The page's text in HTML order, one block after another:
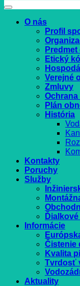
O nás
Profil
Etický
Verejné
Zmluvy
Plán
História
Kontakty
Poruchy
Služby
Informácie
Čistenie
Kvalita
Tvrdosť
Aktuality